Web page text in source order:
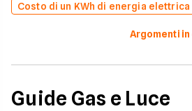
Costo di un KWh di energia
Argomenti in
Guide Gas e Luce